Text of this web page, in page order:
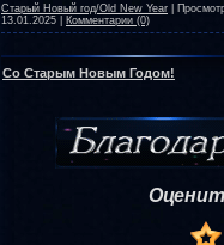
Старый Новый год/Old New Year
13.01.2025
Комментарии (0)
Со Старым Новым Годом!